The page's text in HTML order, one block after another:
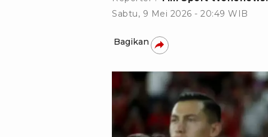
Sabtu, 9 Mei 2026 - 20:49 WIB
Bagikan